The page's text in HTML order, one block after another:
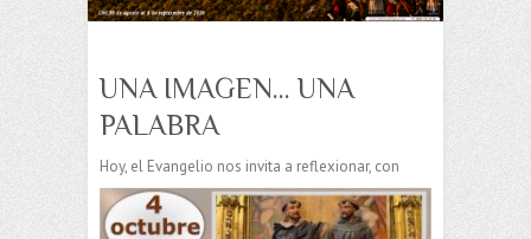
UNA IMAGEN… UNA
PALABRA
Hoy, el Evangelio nos invita a reflexionar, con